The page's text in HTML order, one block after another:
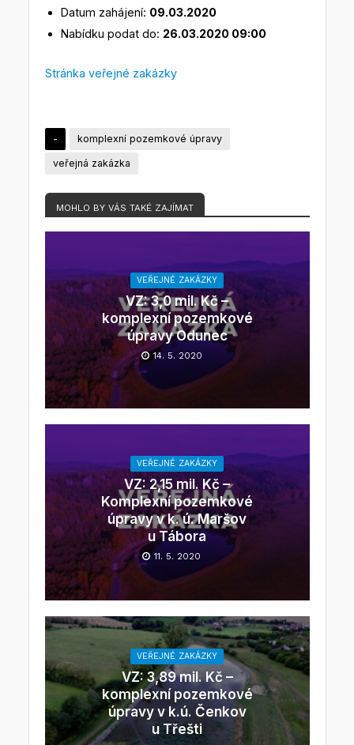
Datum zahájení: 09.03.2020
Nabídku podat do: 26.03.2020 09:00
Stránka veřejné zakázky
- komplexní pozemkové úpravy
veřejná zakázka
MOHLO BY VÁS TAKÉ ZAJÍMAT
VEŘEJNÉ ZAKÁZKY
VZ: 3,0 mil. Kč –
komplexní pozemkové
úpravy Odunec
14. 5. 2020
VEŘEJNÉ ZAKÁZKY
VZ: 2,15 mil. Kč –
Komplexní pozemkové
úpravy v k. ú. Maršov
u Tábora
11. 5. 2020
VEŘEJNÉ ZAKÁZKY
VZ: 3,89 mil. Kč –
komplexní pozemkové
úpravy v k.ú. Čenkov
u Třešti